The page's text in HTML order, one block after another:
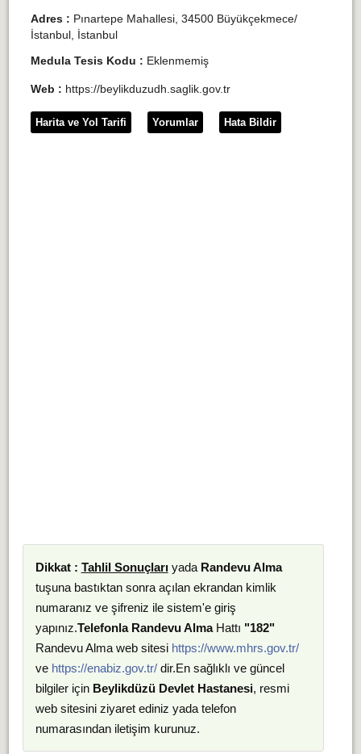
Adres : Pınartepe Mahallesi, 34500 Büyükçekmece/
İstanbul, İstanbul
Medula Tesis Kodu : Eklenmemiş
Web : https://beylikduzudh.saglik.gov.tr
Harita ve Yol Tarifi Yorumlar Hata Bildir
Dikkat : Tahlil Sonuçlarıyada Randevu Alma
tuşuna bastıktan sonra açılan ekrandan kimlik
numaranız ve şifreniz ile sistem'e giriş
yapınız.Telefonla Randevu AlmaHattı "182"
Randevu Alma web sitesi https://www.mhrs.gov.tr/
ve https://enabiz.gov.tr/dir.En sağlıklı ve güncel
bilgiler için Beylikdüzü Devlet Hastanesi, resmi
web sitesini ziyaret ediniz yada telefon
numarasından iletişim kurunuz.